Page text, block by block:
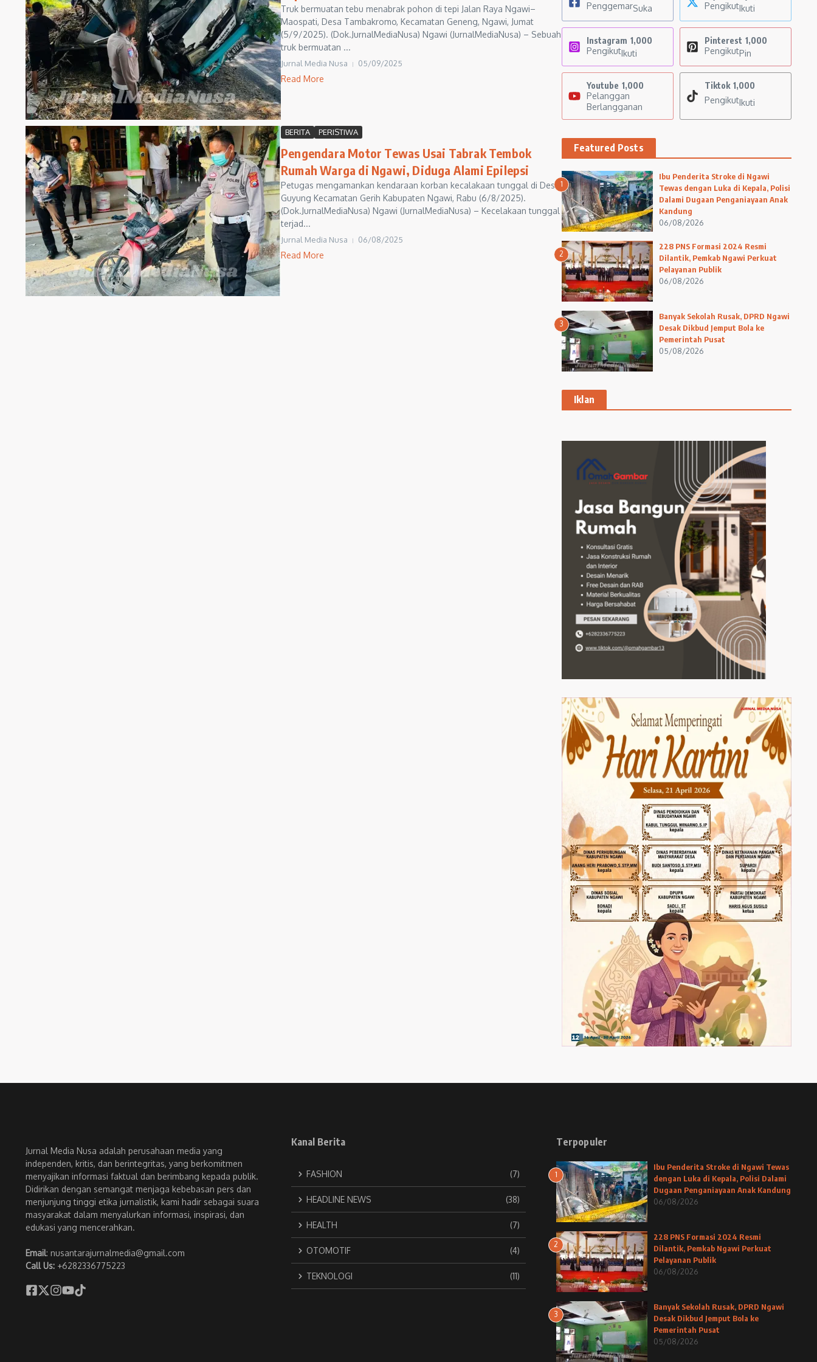
Truk bermuatan tebu menabrak pohon di tepi Jalan Raya Ngawi–
Maospati, Desa Tambakromo, Kecamatan Geneng, Ngawi, Jumat
(5/9/2025). (Dok.JurnalMediaNusa) Ngawi (JurnalMediaNusa) – Sebuah
truk bermuatan ...
Jurnal Media Nusa 05/09/2025
Read More
BERITA PERISTIWA
Pengendara Motor Tewas Usai Tabrak Tembok
Rumah Warga di Ngawi, Diduga Alami Epilepsi
Petugas mengamankan kendaraan korban kecalakaan tunggal di Desa
Guyung Kecamatan Gerih Kabupaten Ngawi, Rabu (6/8/2025).
(Dok.JurnalMediaNusa) Ngawi (JurnalMediaNusa) – Kecelakaan tunggal
terjad...
Jurnal Media Nusa 06/08/2025
Read More
PenggemarSuka
PengikutIkuti
Instagram 1,000
PengikutIkuti
Pinterest 1,000
PengikutPin
Youtube 1,000
Pelanggan
Berlangganan
Tiktok 1,000
PengikutIkuti
Featured Posts
1
Ibu Penderita Stroke di Ngawi
Tewas dengan Luka di Kepala, Polisi
Dalami Dugaan Penganiayaan Anak
Kandung
06/08/2026
2
228 PNS Formasi 2024 Resmi
Dilantik, Pemkab Ngawi Perkuat
Pelayanan Publik
06/08/2026
3
Banyak Sekolah Rusak, DPRD Ngawi
Desak Dikbud Jemput Bola ke
Pemerintah Pusat
05/08/2026
Iklan
Jurnal Media Nusa adalah perusahaan media yang
independen, kritis, dan berintegritas, yang berkomitmen
menyajikan informasi faktual dan berimbang kepada publik.
Didirikan dengan semangat menjaga kebebasan pers dan
menjunjung tinggi etika jurnalistik, kami hadir sebagai suara
masyarakat dalam menyalurkan informasi, inspirasi, dan
edukasi yang mencerahkan.
Email: nusantarajurnalmedia@gmail.com
Call Us: +6282336775223
Kanal Berita
FASHION (7)
HEADLINE NEWS (38)
HEALTH (7)
OTOMOTIF (4)
TEKNOLOGI (11)
Terpopuler
1
Ibu Penderita Stroke di Ngawi Tewas
dengan Luka di Kepala, Polisi Dalami
Dugaan Penganiayaan Anak Kandung
06/08/2026
2
228 PNS Formasi 2024 Resmi
Dilantik, Pemkab Ngawi Perkuat
Pelayanan Publik
06/08/2026
3
Banyak Sekolah Rusak, DPRD Ngawi
Desak Dikbud Jemput Bola ke
Pemerintah Pusat
05/08/2026